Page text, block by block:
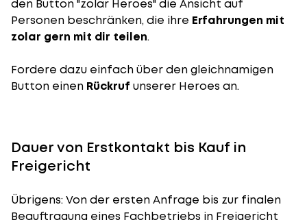
den Button "zolar Heroes" die Ansicht auf
Personen beschränken, die ihre Erfahrungen mit
zolar gern mit dir teilen.
Fordere dazu einfach über den gleichnamigen
Button einen Rückruf unserer Heroes an.
Dauer von Erstkontakt bis Kauf in
Freigericht
Übrigens: Von der ersten Anfrage bis zur finalen
Beauftragung eines Fachbetriebs in Freigericht